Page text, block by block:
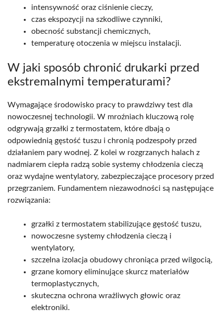
intensywność oraz ciśnienie cieczy,
czas ekspozycji na szkodliwe czynniki,
obecność substancji chemicznych,
temperaturę otoczenia w miejscu instalacji.
W jaki sposób chronić drukarki przed
ekstremalnymi temperaturami?
Wymagające środowisko pracy to prawdziwy test dla
nowoczesnej technologii. W mroźniach kluczową rolę
odgrywają grzałki z termostatem, które dbają o
odpowiednią gęstość tuszu i chronią podzespoły przed
działaniem pary wodnej. Z kolei w rozgrzanych halach z
nadmiarem ciepła radzą sobie systemy chłodzenia cieczą
oraz wydajne wentylatory, zabezpieczające procesory przed
przegrzaniem. Fundamentem niezawodności są następujące
rozwiązania:
grzałki z termostatem stabilizujące gęstość tuszu,
nowoczesne systemy chłodzenia cieczą i
wentylatory,
szczelna izolacja obudowy chroniąca przed wilgocią,
grzane komory eliminujące skurcz materiałów
termoplastycznych,
skuteczna ochrona wrażliwych głowic oraz
elektroniki.